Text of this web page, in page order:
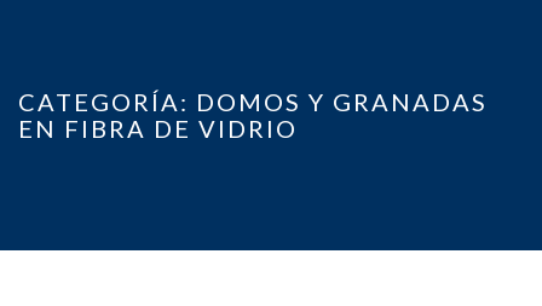
CATEGORÍA: DOMOS Y GRANADAS
EN FIBRA DE VIDRIO